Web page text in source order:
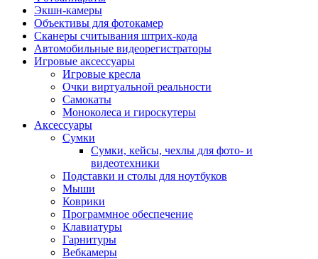
Экшн-камеры
Объективы для фотокамер
Сканеры считывания штрих-кода
Автомобильные видеорегистраторы
Игровые аксессуары
Игровые кресла
Очки виртуальной реальности
Самокаты
Моноколеса и гироскутеры
Аксессуары
Сумки
Сумки, кейсы, чехлы для фото- и
видеотехники
Подставки и столы для ноутбуков
Мыши
Коврики
Программное обеспечение
Клавиатуры
Гарнитуры
Вебкамеры